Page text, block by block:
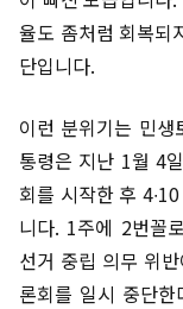
율도 좀처럼 회복되
단입니다.
이런 분위기는 민생
통령은 지난 1월 4
회를 시작한 후
니다. 1주에 2번꼴
선거 중립 의무 위
론회를 일시 중단